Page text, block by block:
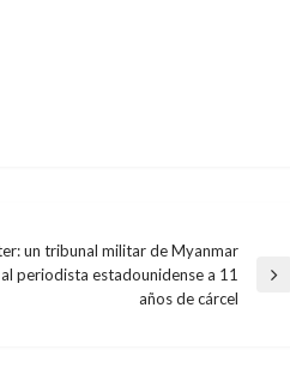
un tribunal militar de Myanmar
periodista estadounidense a 11
años de cárcel